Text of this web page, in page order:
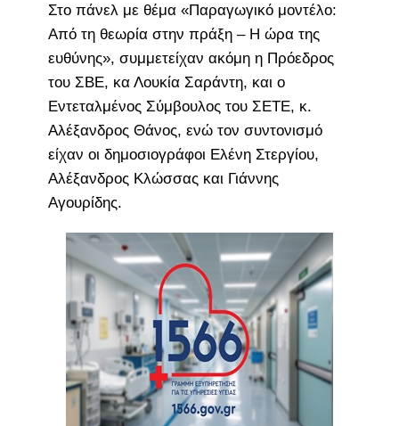
Στο πάνελ με θέμα «Παραγωγικό μοντέλο:
Από τη θεωρία στην πράξη – Η ώρα της
ευθύνης», συμμετείχαν ακόμη η Πρόεδρος
του ΣΒΕ, κα Λουκία Σαράντη, και ο
Εντεταλμένος Σύμβουλος του ΣΕΤΕ, κ.
Αλέξανδρος Θάνος, ενώ τον συντονισμό
είχαν οι δημοσιογράφοι Ελένη Στεργίου,
Αλέξανδρος Κλώσσας και Γιάννης
Αγουρίδης.